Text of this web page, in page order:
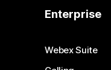
Enterprise
Webex Suite